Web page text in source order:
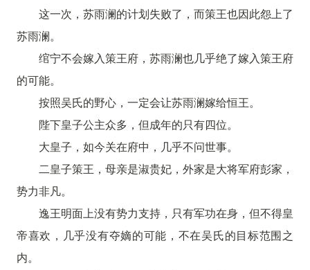
这一次，苏雨澜的计划失败了，而策王也因此怨上了
苏雨澜。
绾宁不会嫁入策王府，苏雨澜也几乎绝了嫁入策王府
的可能。
按照吴氏的野心，一定会让苏雨澜嫁给恒王。
陛下皇子公主众多，但成年的只有四位。
大皇子，如今关在府中，几乎不问世事。
二皇子策王，母亲是淑贵妃，外家是大将军府彭家，
势力非凡。
逸王明面上没有势力支持，只有军功在身，但不得皇
帝喜欢，几乎没有夺嫡的可能，不在吴氏的目标范围之
内。